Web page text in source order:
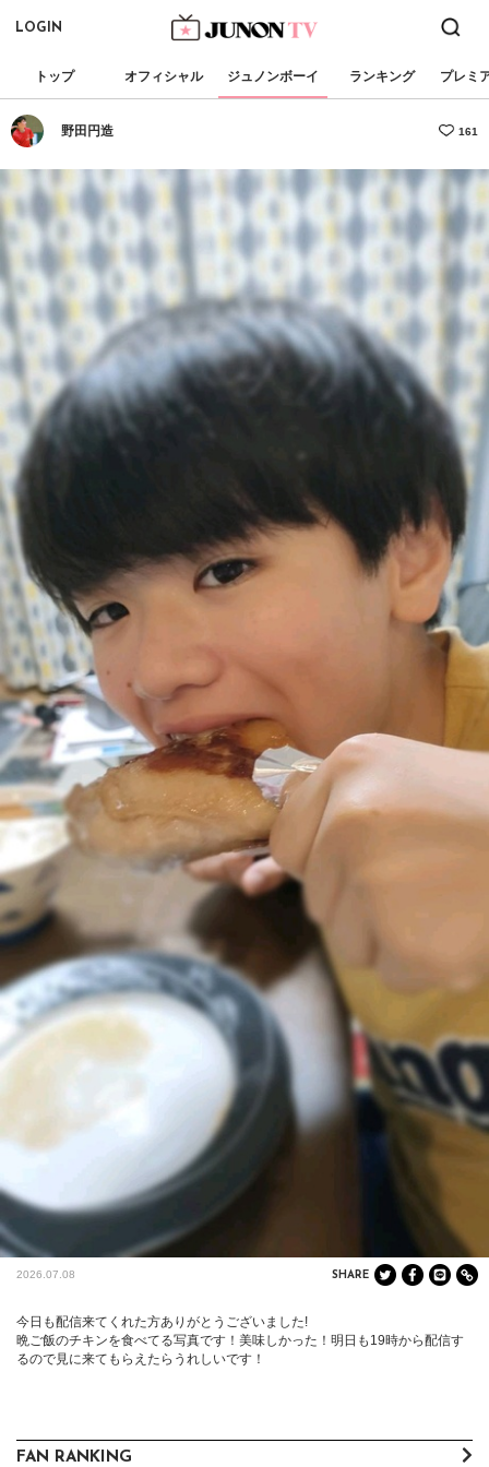
LOGIN
トップ オフィシャル ジュノンボーイ ランキング プレミ
野田円造 161
2026.07.08 SHARE
今日も配信来てくれた方ありがとうございました!
晩ご飯のチキンを食べてる写真です！美味しかった！明日も19時から配信す
るので見に来てもらえたらうれしいです！
FAN RANKING